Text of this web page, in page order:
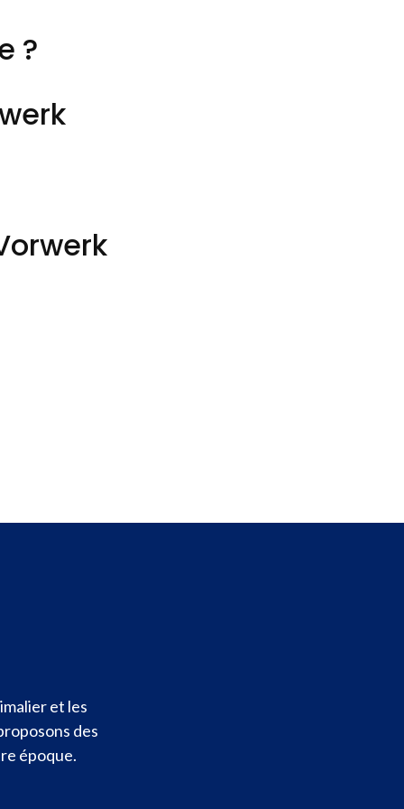
?
et les
des
époque.